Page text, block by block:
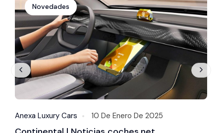
Novedades
Anexa Luxury Cars 10 De Enero De 2025